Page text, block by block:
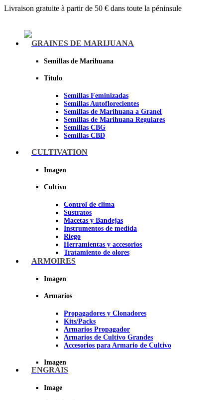
Livraison gratuite à partir de 50 € dans toute la péninsule
GRAINES DE MARIJUANA
Semillas de Marihuana
Titulo
Semillas Feminizadas
Semillas Autoflorecientes
Semillas de Marihuana a Granel
Semillas de Marihuana Regulares
Semillas CBG
Semillas CBD
Sheer seeds
CULTIVATION
Imagen
Cultivo
Control de clima
Sustratos
Macetas y Bandejas
Instrumentos de medida
Riego
Herramientas y accesorios
Tratamiento de olores
Insecticidas y fungicidas
Papel Reflectante para Cultivo de
ARMOIRES
Imagen
Armarios
Propagadores y Clonadores
Kits/Packs
Armarios Propagador
Armarios de Cultivo Grandes
Accesorios para Armario de Cultivo
Imagen
ENGRAIS
Image